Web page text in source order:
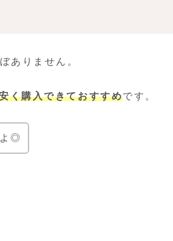
ありません。
く購入できておすすめです。
◎